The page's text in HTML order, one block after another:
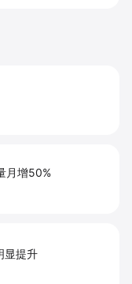
月增50%
显提升